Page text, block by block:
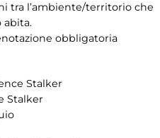
tra l’ambiente/territorio che
abita.
obbligatoria
Stalker
Stalker